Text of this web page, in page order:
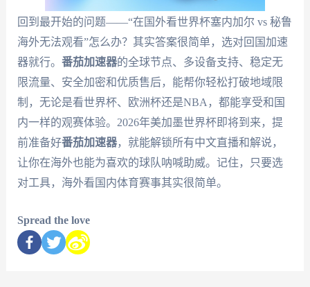
回到最开始的问题——“在国外看世界杯塞内加尔 vs 秘鲁
海外无法观看”怎么办？其实答案很简单，选对回国加速
器就行。 番茄加速器的全球节点、多设备支持、稳定无
限流量、安全加密和优质售后，能帮你轻松打破地域限
制，无论是看世界杯、欧洲杯还是NBA，都能享受和国
内一样的观赛体验。2026年美加墨世界杯即将到来，提
前准备好番茄加速器，就能解锁所有中文直播和解说，
让你在海外也能为喜欢的球队呐喊助威。记住，只要选
对工具，海外看国内体育赛事其实很简单。
Spread the love